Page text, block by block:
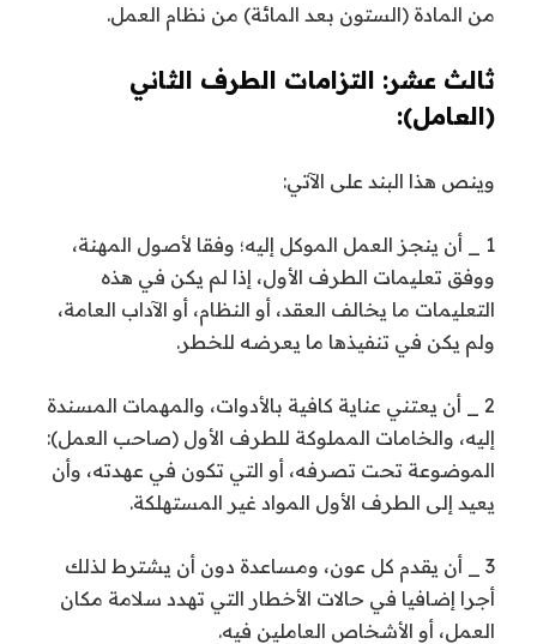
من المادة (الستون بعد المائة) من نظام العمل.
ثالث عشر: التزامات الطرف الثاني
(العامل):
وينص هذا البند على الآتي:
1 _ أن ينجز العمل الموكل إليه؛ وفقا لأصول المهنة،
ووفق تعليمات الطرف الأول، إذا لم يكن في هذه
التعليمات ما يخالف العقد، أو النظام، أو الآداب العامة،
ولم يكن في تنفيذها ما يعرضه للخطر.
2 _ أن يعتني عناية كافية بالأدوات، والمهمات المسندة
إليه، والخامات المملوكة للطرف الأول (صاحب العمل):
الموضوعة تحت تصرفه، أو التي تكون في عهدته، وأن
يعيد إلى الطرف الأول المواد غير المستهلكة.
3 _ أن يقدم كل عون، ومساعدة دون أن يشترط لذلك
أجرا إضافيا في حالات الأخطار التي تهدد سلامة مكان
العمل، أو الأشخاص العاملين فيه.